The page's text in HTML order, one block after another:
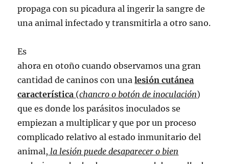
propaga con su picadura al ingerir la sangre de
una animal infectado y transmitirla a otro sano.
Es
ahora en otoño cuando observamos una gran
cantidad de caninos con unalesión cutánea
característica (chancro o botón de inoculación)
que es donde los parásitos inoculados se
empiezan a multiplicar y que por un proceso
complicado relativo al estado inmunitario del
animal, la lesión puede desaparecer o bien